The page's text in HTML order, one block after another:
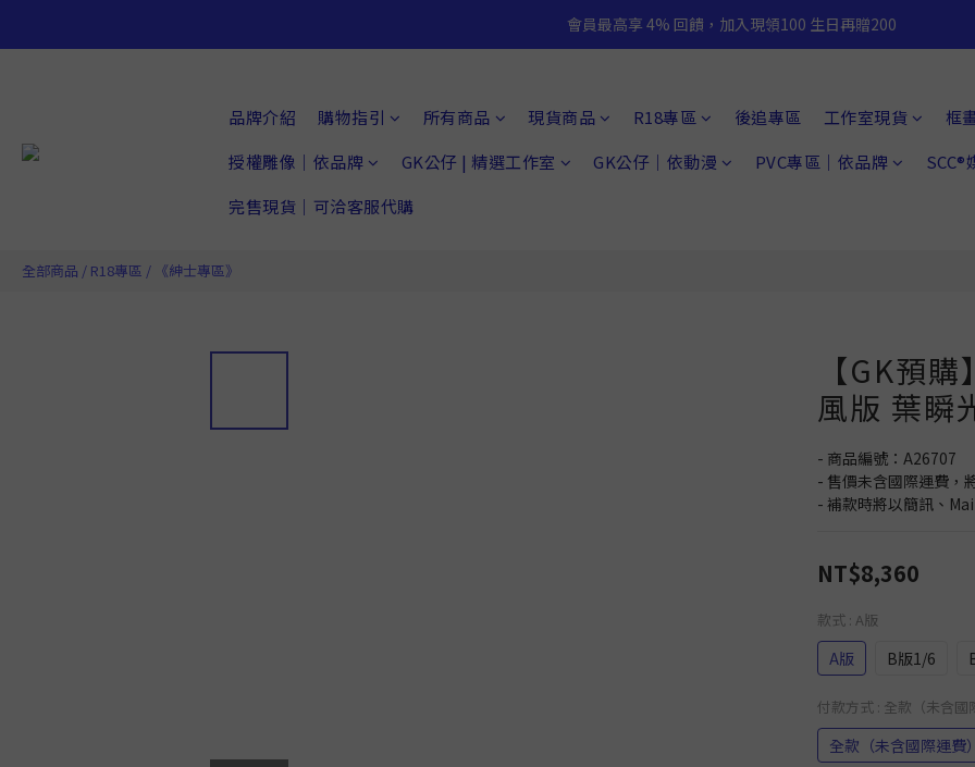
會員最高享 4% 回饋，加入現領100 生日再贈200
品牌介紹 購物指引 所有商品 現貨商品 R18專區 後追專區 工作室現貨
框
授權雕像｜依品牌
GK公仔 | 精選工作室 GK公仔｜依動漫 PVC專區｜依品牌
SCC®
完售現貨｜可洽客服代購
全部商品 / R18專區 / 《紳士專區》
【GK預
風版 葉瞬
- 商品編號：A26707
- 售價未含國際運費，
- 補款時將以簡訊、
NT$8,360
款式 : A版
A版 B版1/6
付款方式 : 全款（未含國
全款（未含國際運費